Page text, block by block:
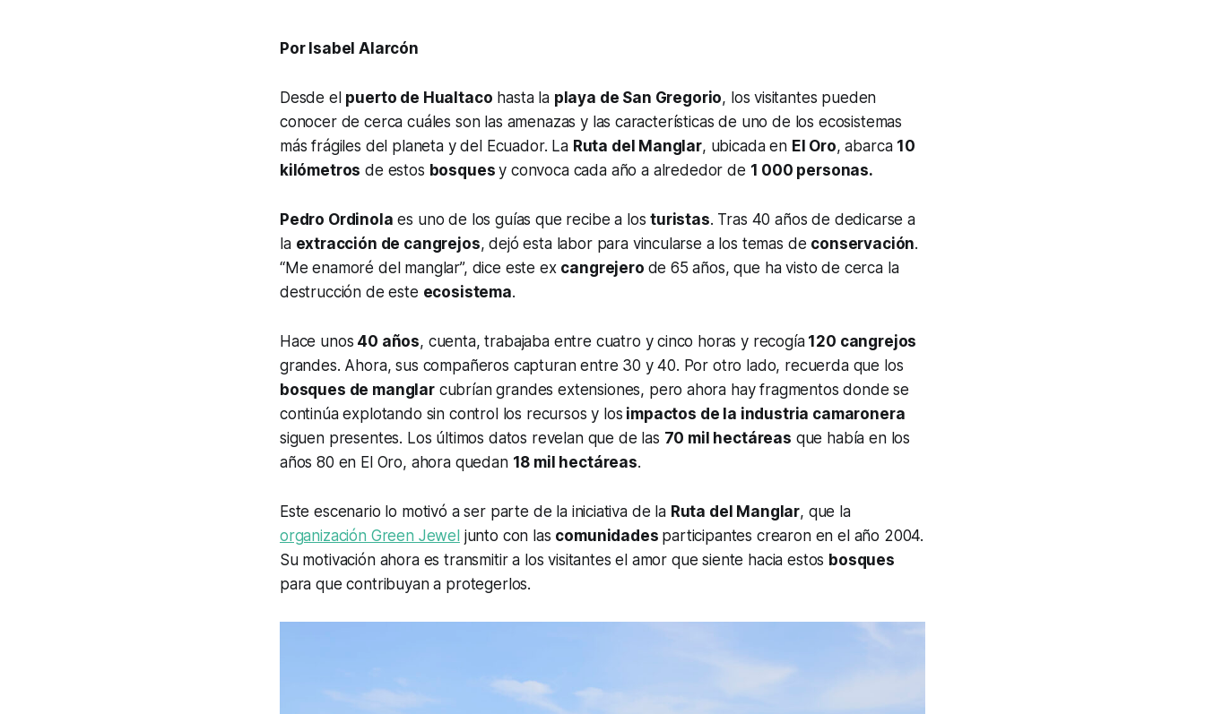
Por Isabel Alarcón
Desde el puerto de Hualtaco hasta la playa de San Gregorio, los visitantes pueden
conocer de cerca cuáles son las amenazas y las características de uno de los ecosistemas
más frágiles del planeta y del Ecuador. La Ruta del Manglar, ubicada en El Oro, abarca 10
kilómetros de estos bosquesy convoca cada año a alrededor de 1 000 personas.
Pedro Ordinola es uno de los guías que recibe a losturistas. Tras 40 años de dedicarse a
la extracción de cangrejos, dejó esta labor para vincularse a los temas de conservación.
“Me enamoré del manglar”, dice este ex cangrejero de 65 años, que ha visto de cerca la
destrucción de este ecosistema.
Hace unos 40 años, cuenta, trabajaba entre cuatro y cinco horas y recogía120 cangrejos
grandes. Ahora, sus compañeros capturan entre 30 y 40. Por otro lado, recuerda que los
bosques de manglarcubrían grandes extensiones, pero ahora hay fragmentos donde se
continúa explotando sin control los recursos y los impactos de la industria camaronera
siguen presentes. Los últimos datos revelan que de las 70 mil hectáreas que había en los
años 80 en El Oro, ahora quedan 18 mil hectáreas.
Este escenario lo motivó a ser parte de la iniciativa de la Ruta del Manglar, que la
organización Green Jeweljunto con las comunidades participantes crearon en el año 2004.
Su motivación ahora es transmitir a los visitantes el amor que siente hacia estos bosques
para que contribuyan a protegerlos.